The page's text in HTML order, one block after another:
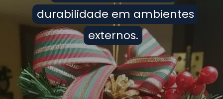
durabilidade em ambientes
externos.
durabilidade em ambientes
externos.